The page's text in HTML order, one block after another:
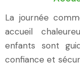
La journée
accueil
enfants sont
confiance et